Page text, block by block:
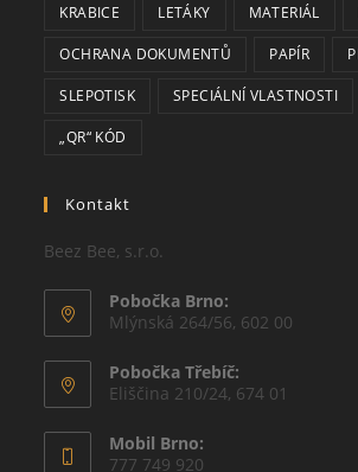
KRABICE LETÁKY MATERIÁL
OCHRANA DOKUMENTŮ PAPÍR
SLEPOTISK SPECIÁLNÍ VLASTNOSTI
„QR“ KÓD
Kontakt
Beez Bee, s.r.o.
Pobočka Brno:
Mlýnská 264/56, 602 00
Pobočka Třebíč:
Eliščina 210/24, 674 01
Mobil Brno:
777 749 920